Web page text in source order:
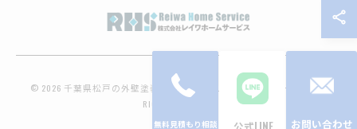
お問い合わせ
© 2026 千葉県松戸の外壁塗装なら株式会社レイワホームサービス ALL
RIGHTS RESERVED.